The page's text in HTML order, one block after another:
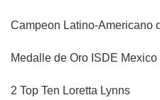
Campeon Latino-Americano
Medalle de Oro ISDE Mexico
2 Top Ten Loretta Lynns